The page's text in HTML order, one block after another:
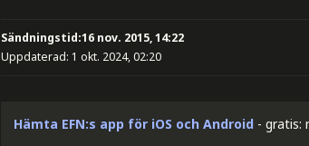
Sändningstid:16 nov. 2015, 14:22
Uppdaterad: 1 okt. 2024, 02:20
Hämta EFN:s app för iOS och Android - gratis: